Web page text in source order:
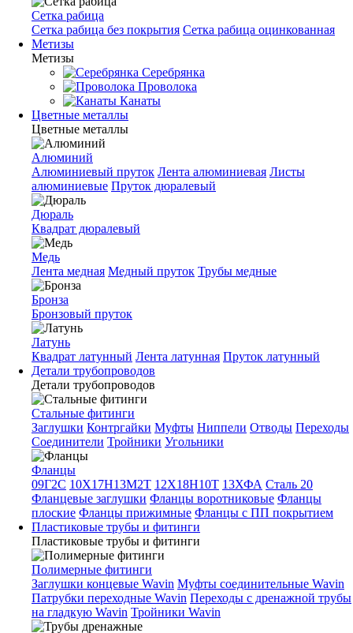
Сетка рабица
Сетка рабица без покрытия Сетка рабица оцинкованная
Метизы
Метизы
Серебрянка
Проволока
Канаты
Цветные металлы
Цветные металлы
Алюминий
Алюминиевый пруток Лента алюминиевая Листы
алюминиевые Пруток дюралевый
Дюраль
Квадрат дюралевый
Медь
Лента медная Медный пруток Трубы медные
Бронза
Бронзовый пруток
Латунь
Квадрат латунный Лента латунная Пруток латунный
Детали трубопроводов
Детали трубопроводов
Стальные фитинги
Заглушки Контргайки Муфты Ниппели Отводы Переходы
Соединители Тройники Угольники
Фланцы
09Г2С 10Х17Н13М2Т 12Х18Н10Т 13ХФА Сталь 20
Фланцевые заглушки Фланцы воротниковые Фланцы
плоские Фланцы прижимные Фланцы с ПП покрытием
Пластиковые трубы и фитинги
Пластиковые трубы и фитинги
Полимерные фитинги
Заглушки концевые Wavin Муфты соединительные Wavin
Патрубки переходные Wavin Переходы с дренажной трубы
на гладкую Wavin Тройники Wavin